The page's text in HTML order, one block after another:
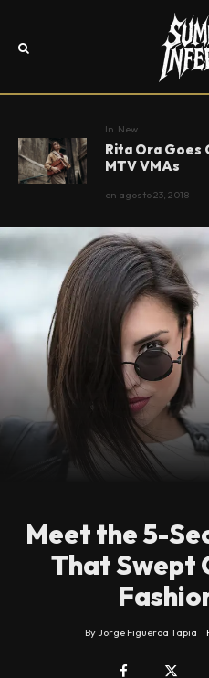
In New
Rita Ora Goes
MTV VMAs
en agosto 23, 2018
Meet the 5-
That Swept
By Jorge Figueroa Tapia